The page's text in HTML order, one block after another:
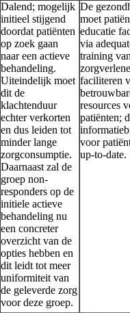
Dalend; mogelijk
initieel stijgend
doordat patiënten
op zoek gaan
naar een actieve
behandeling.
Uiteindelijk moet
dit de
klachtenduur
echter verkorten
en dus leiden tot
minder lange
zorgconsumptie.
Daarnaast zal de
groep non-
responders op de
initiele actieve
behandeling nu
een concreter
overzicht van de
opties hebben en
dit leidt tot meer
uniformiteit van
de geleverde zorg
voor deze groep.
De
moet
educatie
via
training
faciliteren
resources
patiënten;
voor
up-to-date.